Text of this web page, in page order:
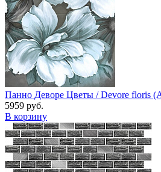
Панно Деворе Цветы / Devore floris
5959 руб.
В корзину